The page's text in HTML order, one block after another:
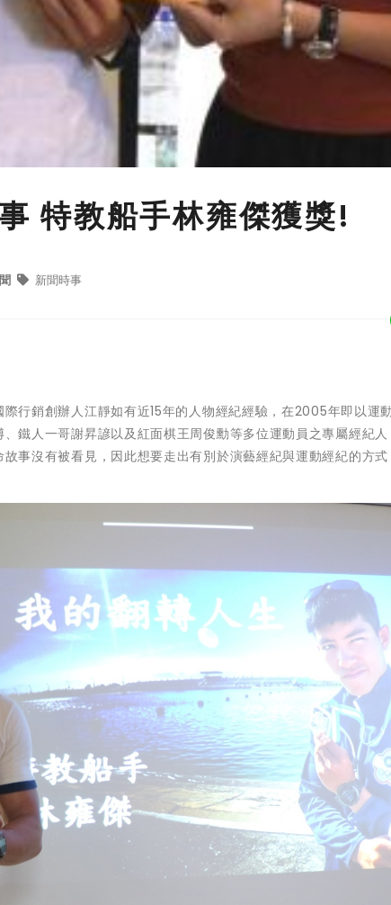
特教船手林雍傑獲獎!
新聞時事
行銷創辦人江靜如有近15年的人物經紀經驗，在2005年即以運
鐵人一哥謝昇諺以及紅面棋王周俊勳等多位運動員之專屬經紀
事沒有被看見，因此想要走出有別於演藝經紀與運動經紀的方